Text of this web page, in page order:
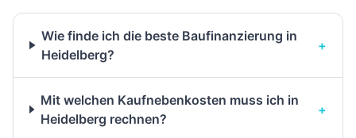
Wie finde ich die beste Baufinanzierung in
Heidelberg?
+
Mit welchen Kaufnebenkosten muss ich in
Heidelberg rechnen?
+